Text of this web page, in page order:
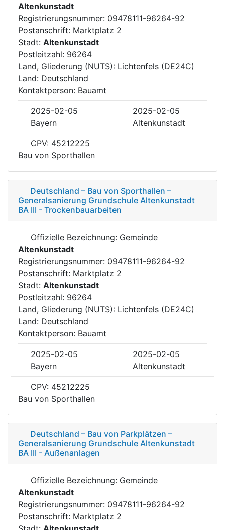
Altenkunstadt
Registrierungsnummer: 09478111-96264-92
Postanschrift: Marktplatz 2
Stadt: Altenkunstadt
Postleitzahl: 96264
Land, Gliederung (NUTS): Lichtenfels (DE24C)
Land: Deutschland
Kontaktperson: Bauamt
2025-02-05
2025-02-05
Bayern
Altenkunstadt
CPV: 45212225
Bau von Sporthallen
Deutschland – Bau von Sporthallen –
Generalsanierung Grundschule Altenkunstadt
BA III - Trockenbauarbeiten
Offizielle Bezeichnung: Gemeinde
Altenkunstadt
Registrierungsnummer: 09478111-96264-92
Postanschrift: Marktplatz 2
Stadt: Altenkunstadt
Postleitzahl: 96264
Land, Gliederung (NUTS): Lichtenfels (DE24C)
Land: Deutschland
Kontaktperson: Bauamt
2025-02-05
2025-02-05
Bayern
Altenkunstadt
CPV: 45212225
Bau von Sporthallen
Deutschland – Bau von Parkplätzen –
Generalsanierung Grundschule Altenkunstadt
BA III - Außenanlagen
Offizielle Bezeichnung: Gemeinde
Altenkunstadt
Registrierungsnummer: 09478111-96264-92
Postanschrift: Marktplatz 2